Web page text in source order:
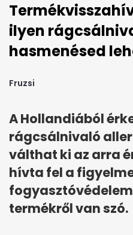
ilyen
hasmenésed
Fruzsi
A Hollandiából
rágcsálnivaló
válthat ki az arra
hívta fel a
termékről van szó.